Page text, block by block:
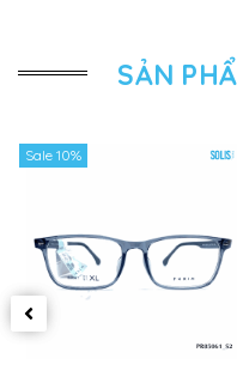
SẢN
Sale 10%